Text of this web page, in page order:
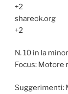
+2
shareok.org
+2
N. 10 in la
Focus: Motore
Suggerimenti: